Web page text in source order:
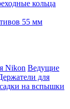
кольца
55 мм
Nikon Ведущие
для
на вспышки